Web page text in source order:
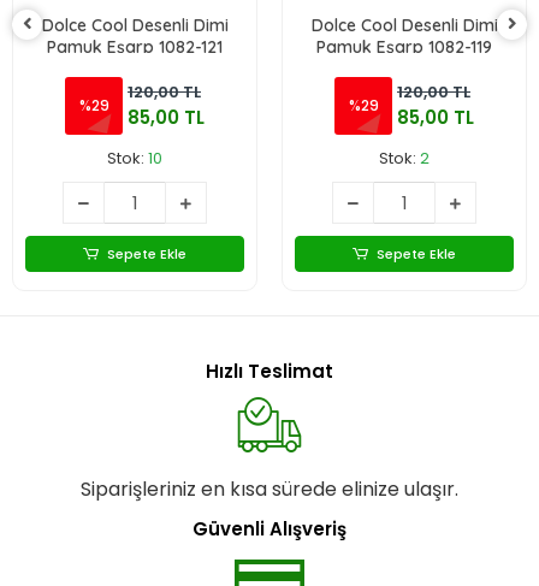
Dolce Cool Desenli Dimi
Pamuk Eşarp 1082-121
%29
120,00 TL
85,00 TL
Stok: 10
Sepete Ekle
Dolce Cool Desenli Dimi
Pamuk Eşarp 1082-119
%29
120,00 TL
85,00 TL
Stok: 2
Sepete Ekle
Hızlı Teslimat
Siparişleriniz en kısa sürede elinize ulaşır.
Güvenli Alışveriş